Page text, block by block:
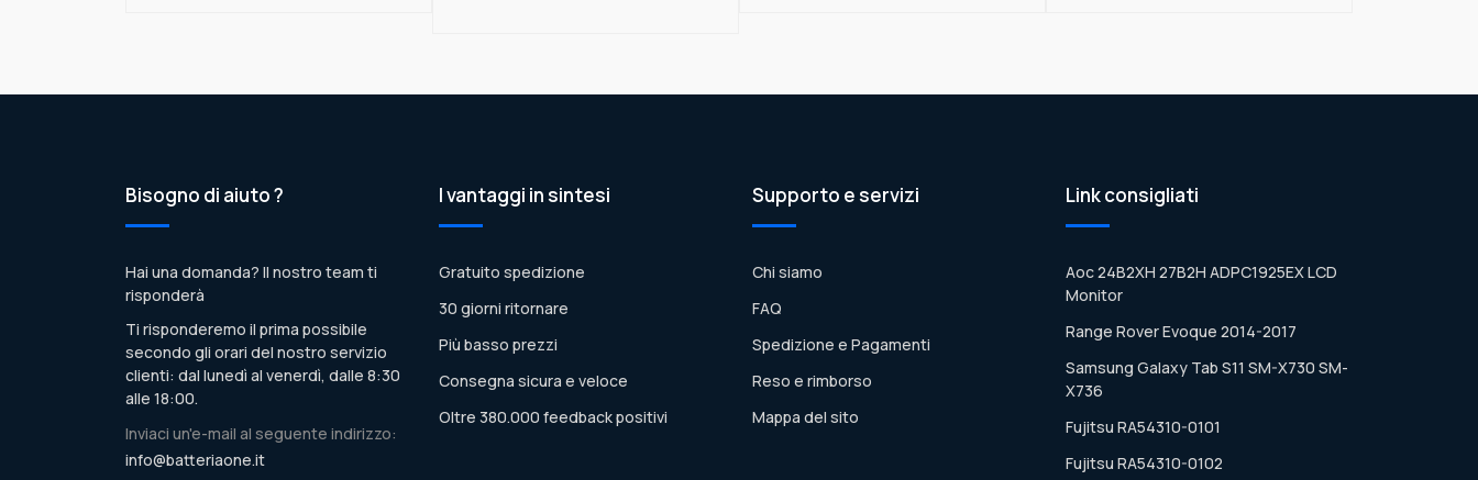
Bisogno di aiuto ?
Hai una domanda? Il nostro team ti
risponderà
Ti risponderemo il prima possibile
secondo gli orari del nostro servizio
clienti: dal lunedì al venerdì, dalle 8:30
alle 18:00.
Inviaci un'e-mail al seguente indirizzo:
info@batteriaone.it
I vantaggi in sintesi
Gratuito spedizione
30 giorni ritornare
Più basso prezzi
Consegna sicura e veloce
Oltre 380.000 feedback positivi
Supporto e servizi
Chi siamo
FAQ
Spedizione e Pagamenti
Reso e rimborso
Mappa del sito
Link consigliati
Aoc 24B2XH 27B2H ADPC1925EX LCD
Monitor
Range Rover Evoque 2014-2017
Samsung Galaxy Tab S11 SM-X730 SM-
X736
Fujitsu RA54310-0101
Fujitsu RA54310-0102